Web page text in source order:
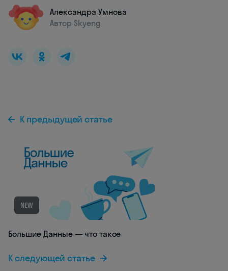
Александра Умнова
Автор Skyeng
К предыдущей статье
NEW
Большие Данные — что такое
К следующей статье